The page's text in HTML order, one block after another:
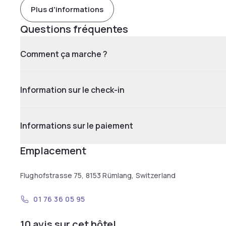
Plus d'informations
Questions fréquentes
Comment ça marche ?
Information sur le check-in
Informations sur le paiement
Emplacement
Flughofstrasse 75, 8153 Rümlang, Switzerland
01 76 36 05 95